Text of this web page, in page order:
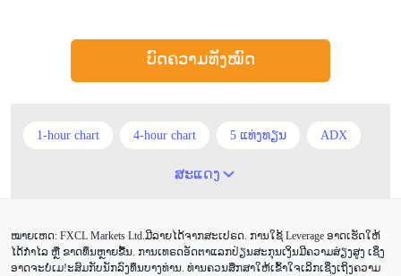
ບົດຄວາມທັງໝົດ
1-hour chart 4-hour chart 5 ແທ່ງທຽນ ADX
Alexander Elder
Buy Stop CAD CHF COVID-19 CPI
ສະແດງ
ໝາຍເຫດ: FXCL Markets Ltd.ມີລາຍໄດ້ຈາກສະເປຣດ. ການໃຊ້ Leverage ອາດເຮັດໃຫ້
ໄດ້ກຳໄລ ຫຼື ຂາດທຶນຫຼາຍຂື້ນ. ການເທຣດອັດຕາແລກປ່ຽນສະກຸນເງິນມີຄວາມສ່ຽງສູງ ເຊິ່ງ
ອາດຈະບໍ່ເມ!ະສົມກັບນັກລົງທຶນບາງທ່ານ. ທ່ານຄວນສຶກສາໃຫ້ເຂົ້າໃຈເລິກເຊິ່ງເຖິງຄວາມ